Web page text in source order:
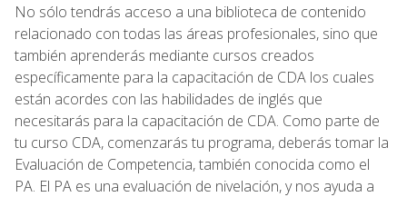
No sólo tendrás acceso a una biblioteca de contenido
relacionado con todas las áreas profesionales, sino que
también aprenderás mediante cursos creados
específicamente para la capacitación de CDA los cuales
están acordes con las habilidades de inglés que
necesitarás para la capacitación de CDA. Como parte de
tu curso CDA, comenzarás tu programa, deberás tomar la
Evaluación de Competencia, también conocida como el
PA. El PA es una evaluación de nivelación, y nos ayuda a